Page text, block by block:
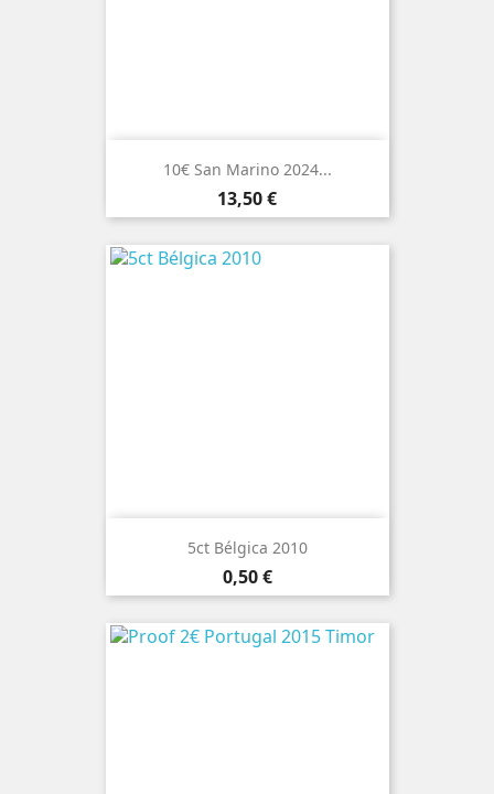
10€ San Marino 2024...
Preço
13,50 €
5ct Bélgica 2010
Preço
0,50 €